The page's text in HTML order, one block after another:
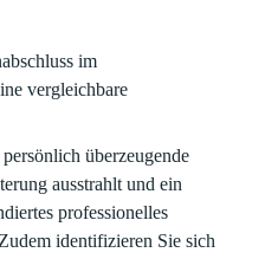
im
vergleichbare
überzeugende
ausstrahlt und ein
professionelles
identifizieren Sie sich